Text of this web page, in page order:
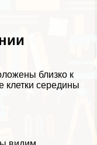
близко к
середины